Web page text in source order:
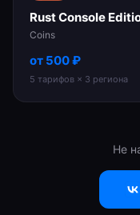
Rust Console
Coins
от 500₽
5 тарифов × 3 региона
Не